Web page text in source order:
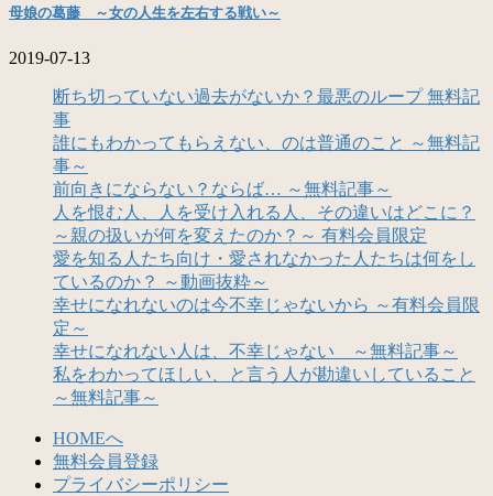
母娘の葛藤 ～女の人生を左右する戦い～
2019-07-13
断ち切っていない過去がないか？最悪のループ 無料記
事
誰にもわかってもらえない、のは普通のこと ～無料記
事～
前向きにならない？ならば… ～無料記事～
人を恨む人、人を受け入れる人、その違いはどこに？
～親の扱いが何を変えたのか？～ 有料会員限定
愛を知る人たち向け・愛されなかった人たちは何をし
ているのか？ ～動画抜粋～
幸せになれないのは今不幸じゃないから ～有料会員限
定～
幸せになれない人は、不幸じゃない ～無料記事～
私をわかってほしい、と言う人が勘違いしていること
～無料記事～
HOMEへ
無料会員登録
プライバシーポリシー